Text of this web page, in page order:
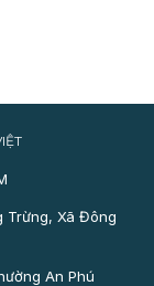
Trừng, Xã Đông
An Phú